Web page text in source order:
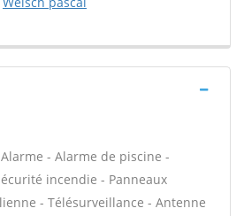
- Alarme de piscine -
incendie - Panneaux
- Télésurveillance - Antenne